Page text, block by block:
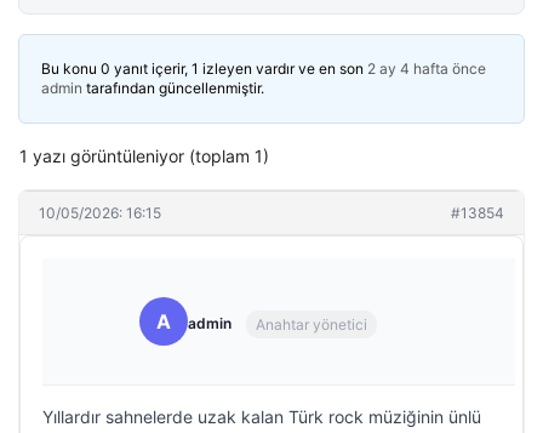
Bu konu 0 yanıt içerir, 1 izleyen vardır ve en son 2 ay 4 hafta önce
admin tarafından güncellenmiştir.
1 yazı görüntüleniyor (toplam 1)
10/05/2026: 16:15 #13854
A admin Anahtar yönetici
Yıllardır sahnelerde uzak kalan Türk rock müziğinin ünlü